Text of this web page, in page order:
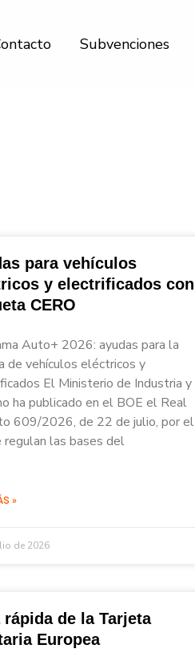
Subvenciones
para vehículos
y electrificados con
CERO
Auto+ 2026: ayudas para la
de vehículos eléctricos y
El Ministerio de Industria y
ha publicado en el BOE el Real
609/2026, de 22 de julio, por el
regulan las bases del
»
de 2026
rápida de la Tarjeta
Europea